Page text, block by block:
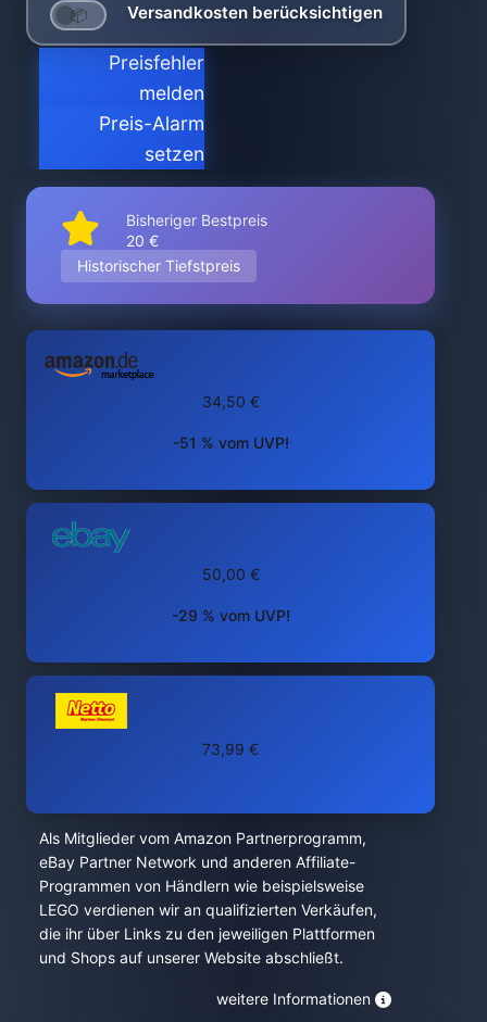
Versandkosten berücksichtigen
Preisfehler
melden
Preis-Alarm
setzen
Bisheriger Bestpreis
20 €
Historischer Tiefstpreis
34,50 €
-51 % vom UVP!
50,00 €
-29 % vom UVP!
73,99 €
Als Mitglieder vom Amazon Partnerprogramm,
eBay Partner Network und anderen Affiliate-
Programmen von Händlern wie beispielsweise
LEGO verdienen wir an qualifizierten Verkäufen,
die ihr über Links zu den jeweiligen Plattformen
und Shops auf unserer Website abschließt.
weitere Informationen